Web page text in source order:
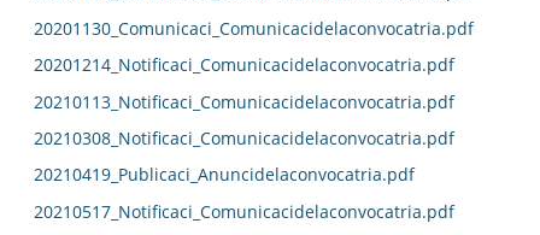
20201130_Comunicaci_Comunicacidelaconvocatria.pdf
20201214_Notificaci_Comunicacidelaconvocatria.pdf
20210113_Notificaci_Comunicacidelaconvocatria.pdf
20210308_Notificaci_Comunicacidelaconvocatria.pdf
20210419_Publicaci_Anuncidelaconvocatria.pdf
20210517_Notificaci_Comunicacidelaconvocatria.pdf